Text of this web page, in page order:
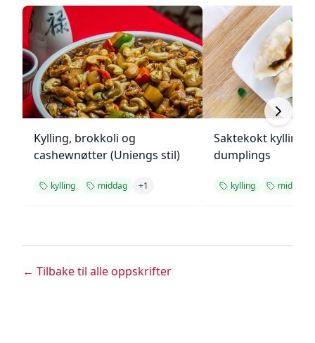
Kylling, brokkoli og
cashewnøtter (Uniengs stil)
kylling middag +1
Saktekokt kylling
dumplings
kylling middag
← Tilbake til alle oppskrifter